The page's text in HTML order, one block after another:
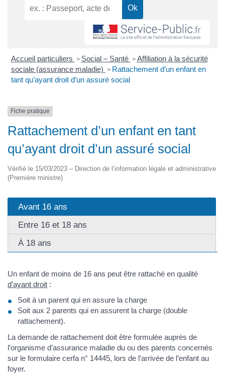
Accueil particuliers > Social – Santé > Affiliation à la sécurité
sociale (assurance maladie) > Rattachement d’un enfant en
tant qu’ayant droit d’un assuré social
Fiche pratique
Rattachement d’un enfant en tant
qu’ayant droit d’un assuré social
Vérifié le 15/03/2023 – Direction de l’information légale et administrative
(Première ministre)
Avant 16 ans
Entre 16 et 18 ans
À 18 ans
Un enfant de moins de 16 ans peut être rattaché en qualité
d’ayant droit :
Soit à un parent qui en assure la charge
Soit aux 2 parents qui en assurent la charge (double
rattachement).
La demande de rattachement doit être formulée auprès de
l’organisme d’assurance maladie du ou des parents concernés
sur le formulaire cerfa n° 14445, lors de l’arrivée de l’enfant au
foyer.